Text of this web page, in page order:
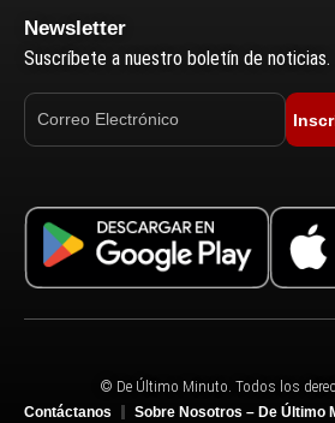
Newsletter
Suscríbete a nuestro boletín de noticias.
© De Último Minuto. Todos los
Contáctanos
Sobre Nosotros – De Último